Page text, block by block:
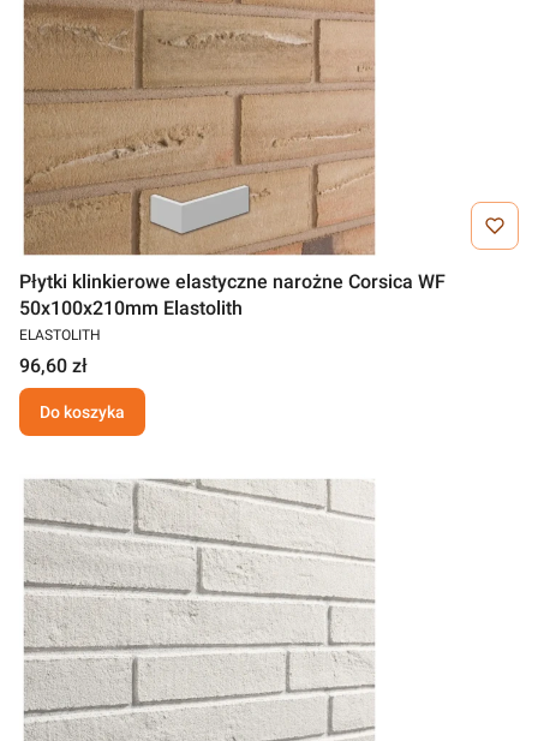
Płytki klinkierowe elastyczne narożne Corsica WF
50x100x210mm Elastolith
ELASTOLITH
96,60 zł
Do koszyka